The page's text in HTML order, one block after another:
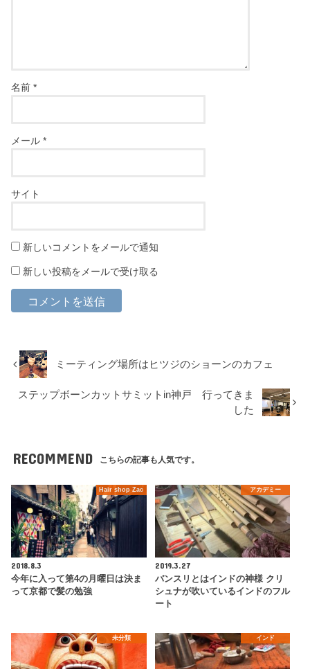
名前*
メール*
サイト
新しいコメントをメールで通知
新しい投稿をメールで受け取る
ミーティング場所はヒツジのショーンのカフェ
ステップボーンカットサミットin神戸 行ってきま
した
RECOMMEND こちらの記事も人気です。
Hair shop Zac
2018.8.3
今年に入って第4の月曜日は決ま
って京都で髪の勉強
アカデミー
2019.3.27
バンスリとはインドの神様 クリ
シュナが吹いているインドのフル
ート
未分類 インド